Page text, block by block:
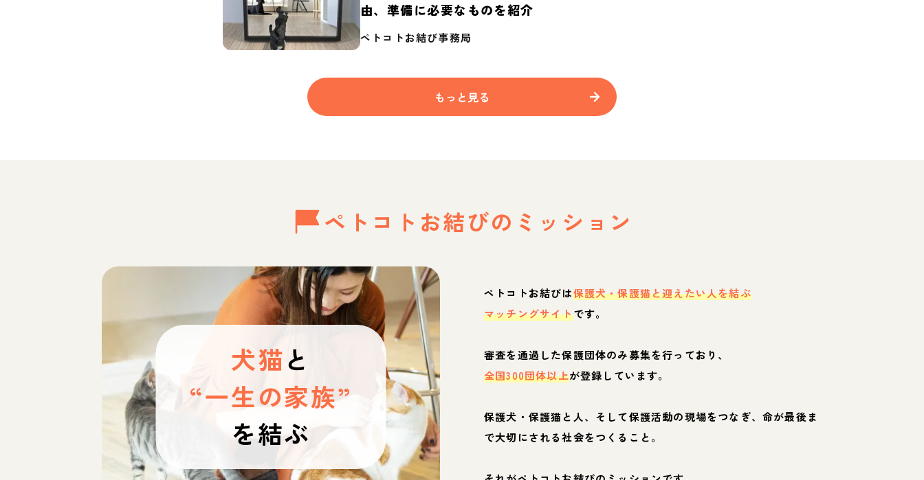
由、準備に必要なものを紹介
ペトコトお結び事務局
もっと見る
ペトコトお結びの ミッション
犬猫と
“一生の家族”
を結ぶ
ペトコトお結びは保護犬・保護猫と迎えたい人を結ぶ
マッチングサイトです。
審査を通過した保護団体のみ募集を行っており、
全国300団体以上が登録しています。
保護犬・保護猫と人、そして保護活動の現場をつなぎ、命が最後ま
で大切にされる社会をつくること。